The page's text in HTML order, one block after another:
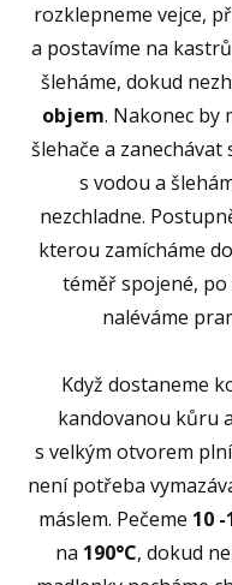
rozklepneme vejce,
a postavíme na
šleháme, dokud
objem. Nakonec by
šlehače a
s vodou a
nezchladne.
kterou zamícháme
téměř spojené,
naléváme
Když dostaneme
kandovanou kůru
s velkým otvorem
není potřeba
máslem. Pečeme 10
na 190°C, dokud